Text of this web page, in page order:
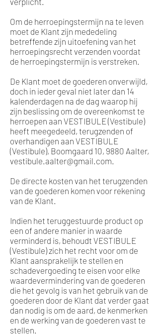
Om de herroepingstermijn na te leven
moet de Klant zijn mededeling
betreffende zijn uitoefening van het
herroepingsrecht verzenden voordat
de herroepingstermijn is verstreken.
De Klant moet de goederen onverwijld,
doch in ieder geval niet later dan 14
kalenderdagen na de dag waarop hij
zijn beslissing om de overeenkomst te
herroepen aan VESTIBULE (Vestibule)
heeft meegedeeld, terugzenden of
overhandigen aan VESTIBULE
(Vestibule), Boomgaard 10, 9880 Aalter,
vestibule.aalter@gmail.com.
De directe kosten van het terugzenden
van de goederen komen voor rekening
van de Klant.
Indien het teruggestuurde product op
een of andere manier in waarde
verminderd is, behoudt VESTIBULE
(Vestibule) zich het recht voor om de
Klant aansprakelijk te stellen en
schadevergoeding te eisen voor elke
waardevermindering van de goederen
die het gevolg is van het gebruik van de
goederen door de Klant dat verder gaat
dan nodig is om de aard, de kenmerken
en de werking van de goederen vast te
stellen.